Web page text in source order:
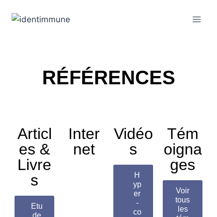
RÉFÉRENCES
Articl
es &
Livre
s
Etu
de
Inter
net
Vidéo
s
H
yp
er
-
co
Tém
oigna
ges
Voir
tous
les